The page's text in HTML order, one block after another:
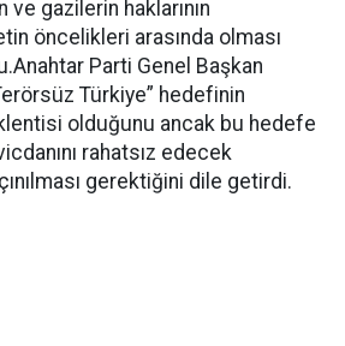
gazilerin haklarının
öncelikleri arasında olması
Parti Genel Başkan
Türkiye” hedefinin
olduğunu ancak bu hedefe
rahatsız edecek
gerektiğini dile getirdi.